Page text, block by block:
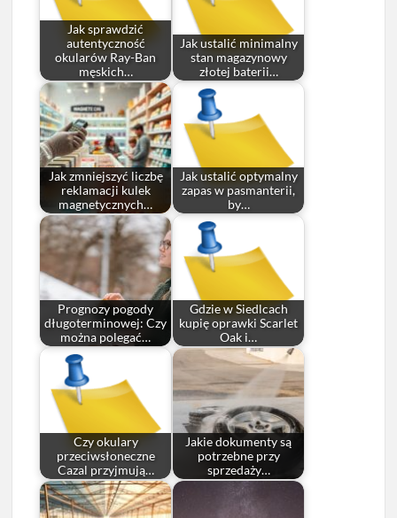
Jak sprawdzić
autentyczność
okularów Ray-Ban
męskich…
Jak ustalić minimalny
stan magazynowy
złotej baterii…
Jak zmniejszyć liczbę
reklamacji kulek
magnetycznych…
Jak ustalić optymalny
zapas w pasmanterii,
by…
Prognozy pogody
długoterminowej: Czy
można polegać…
Gdzie w Siedlcach
kupię oprawki Scarlet
Oak i…
Czy okulary
przeciwsłoneczne
Cazal przyjmują…
Jakie dokumenty są
potrzebne przy
sprzedaży…